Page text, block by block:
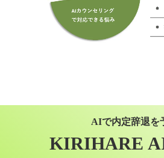
AIで内定辞退を
KIRIHARE